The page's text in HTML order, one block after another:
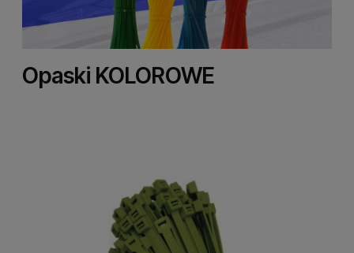
Opaski KOLOROWE